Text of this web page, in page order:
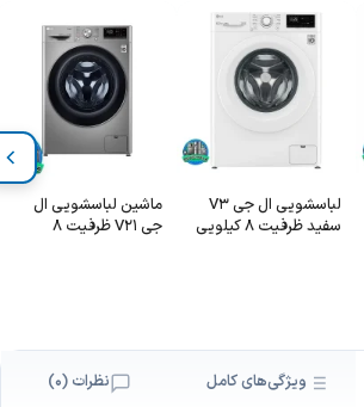
لباسشویی ال جی V3
سفید ظرفیت 8 کیلویی
ماشین لباسشویی ال
جی V21 ظرفیت 8
ویژگی‌های کامل نظرات (0)